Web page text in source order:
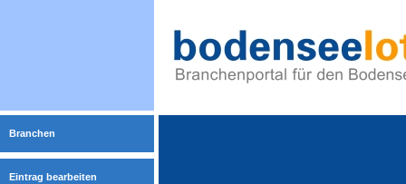
Branchen
Eintrag bearbeiten